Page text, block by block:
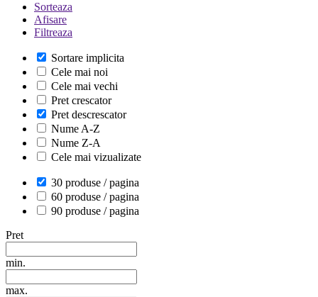
Sorteaza
Afisare
Filtreaza
Sortare implicita
Cele mai noi
Cele mai vechi
Pret crescator
Pret descrescator
Nume A-Z
Nume Z-A
Cele mai vizualizate
30 produse / pagina
60 produse / pagina
90 produse / pagina
Pret
min.
max.